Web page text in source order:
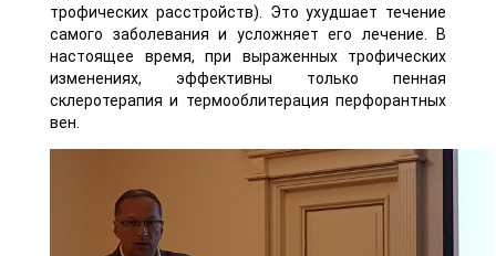
трофических расстройств). Это ухудшает течение
самого заболевания и усложняет его лечение. В
настоящее время, при выраженных трофических
изменениях, эффективны только пенная
склеротерапия и термооблитерация перфорантных
вен.